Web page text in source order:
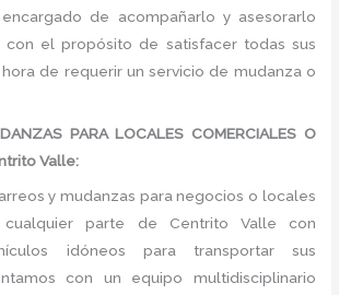
de acompañarlo y asesorarlo
con el propósito de satisfacer todas sus
de requerir un servicio de mudanza o
PARA LOCALES COMERCIALES O
Valle:
y mudanzas para negocios o locales
cualquier parte de Centrito Valle con
idóneos para transportar sus
con un equipo multidisciplinario